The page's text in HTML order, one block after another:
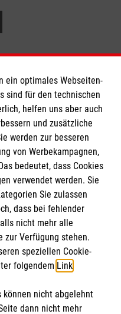
2706 88
ein optimales Webseiten-
sind für den technischen
helfen uns aber auch
und zusätzliche
werden zur besseren
von Werbekampagnen,
bedeutet, dass Cookies
verwendet werden. Sie
Sie zulassen
dass bei fehlender
nicht mehr alle
zur Verfügung stehen.
speziellen Cookie-
folgendem Link.
können nicht abgelehnt
dann nicht mehr